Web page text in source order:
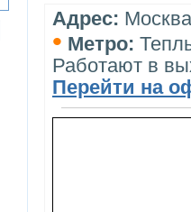
Адрес:
• Метро:
Работают в
Перейти на